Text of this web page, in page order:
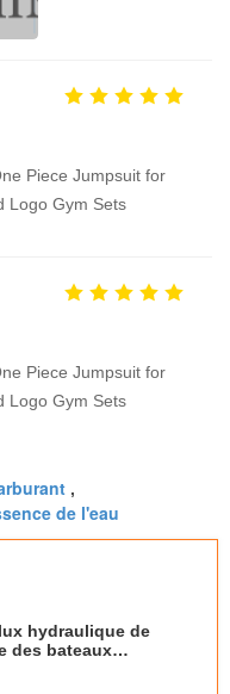
Piece Jumpsuit for
Logo Gym Sets
Piece Jumpsuit for
Logo Gym Sets
,
de l'eau
hydraulique de
des bateaux